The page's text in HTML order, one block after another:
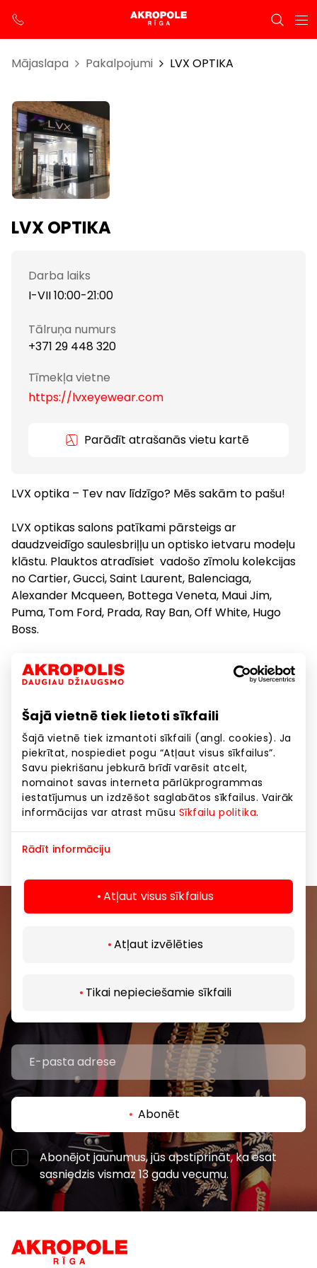
Šajā vietnē tiek lietoti sīkfaili
Šajā vietnē tiek izmantoti sīkfaili (angl. cookies). Ja
piekrītat, nospiediet pogu “Atļaut visus sīkfailus”.
Savu piekrišanu jebkurā brīdī varēsit atcelt,
nomainot savas interneta pārlūkprogrammas
iestatījumus un izdzēšot saglabātos sīkfailus. Vairāk
informācijas var atrast mūsu Sīkfailu politika.
Rādīt informāciju
Atļaut visus sīkfailus
Atļaut izvēlēties
Tikai nepieciešamie sīkfaili
Mājaslapa Pakalpojumi LVX OPTIKA
LVX OPTIKA
Darba laiks
I-VII 10:00-21:00
Tālruņa numurs
+371 29 448 320
Tīmekļa vietne
https://lvxeyewear.com
Parādīt atrašanās vietu kartē
LVX optika – Tev nav līdzīgo? Mēs sakām to pašu!
LVX optikas salons patīkami pārsteigs ar
daudzveidīgo saulesbriļļu un optisko ietvaru modeļu
klāstu. Plauktos atradīsiet vadošo zīmolu kolekcijas
no Cartier, Gucci, Saint Laurent, Balenciaga,
Alexander Mcqueen, Bottega Veneta, Maui Jim,
Puma, Tom Ford, Prada, Ray Ban, Off White, Hugo
Boss.
LVX optika piedāvājumā ir kontaktlēcas, redzes
pārbaude un briļļu izgatavošana.
LVX optika jaušamais augstās modes gars neatstās
vienaldzīgu nevienu!
LVX optika – Tev nav līdzīgo!
Dāvanas, aksesuāri Pakalpojumi Preces
Skaistumkopšanas un veselības pakalpojumi
Uzzini pirmais par labākajiem piedāvājumiem,
izklaides centros “AKROPOLE Alfa” un “AKROPOLE
Abonēt
Abonējot jaunumus, jūs apstiprināt, ka esat
sasniedzis vismaz 13 gadu vecumu.